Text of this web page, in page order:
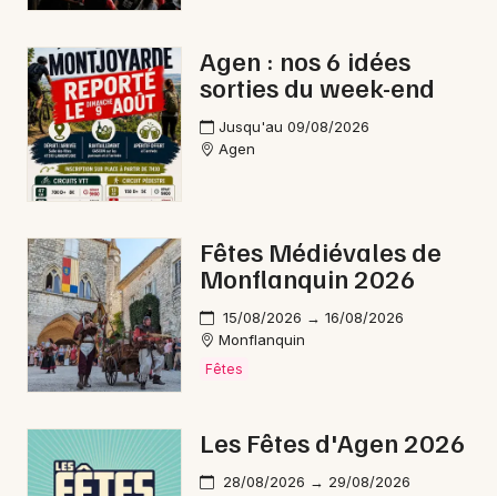
Magazine en Lot-et-Garonne
47 - Lot-et-Garonne
Choisir mes départements
Mon email
Agen : nos 6 idées
sorties du week-end
Jusqu'au 09/08/2026
Agen
Fêtes Médiévales de
Monflanquin 2026
15/08/2026 → 16/08/2026
Monflanquin
Fêtes
Les Fêtes d'Agen 2026
28/08/2026 → 29/08/2026